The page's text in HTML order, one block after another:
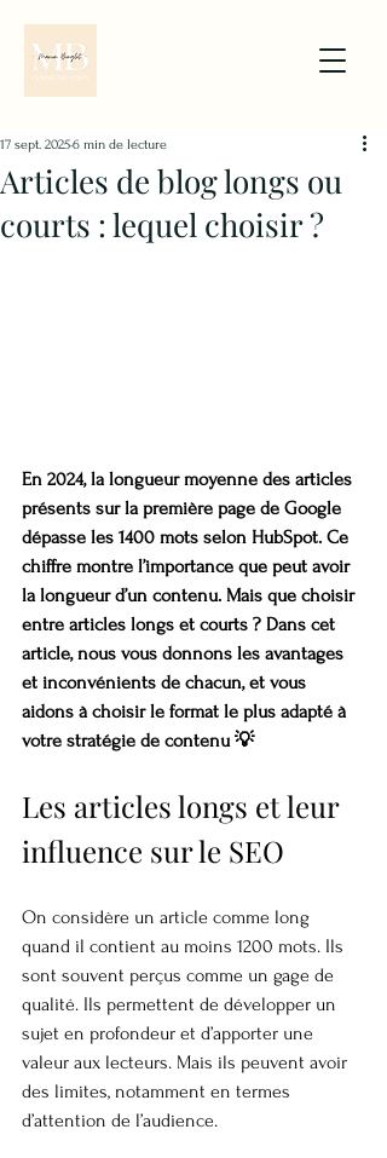
Articles de blog longs ou
courts : lequel choisir ?
17 sept. 20256 min de lecture
En 2024, la longueur moyenne des articles
présents sur la première page de Google
dépasse les 1400 mots selon HubSpot. Ce
chiffre montre l’importance que peut avoir
la longueur d’un contenu. Mais que choisir
entre articles longs et courts ? Dans cet
article, nous vous donnons les avantages
et inconvénients de chacun, et vous
aidons à choisir le format le plus adapté à
votre stratégie de contenu 💡
Les articles longs et leur
influence sur le SEO
On considère un article comme long
quand il contient au moins 1200 mots. Ils
sont souvent perçus comme un gage de
qualité. Ils permettent de développer un
sujet en profondeur et d’apporter une
valeur aux lecteurs. Mais ils peuvent avoir
des limites, notamment en termes
d’attention de l’audience.